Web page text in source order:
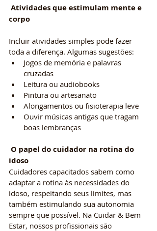
corpo
Incluir atividades simples pode fazer
toda a diferença. Algumas sugestões:
Jogos de memória e palavras
cruzadas
Leitura ou audiobooks
Pintura ou artesanato
Alongamentos ou fisioterapia leve
Ouvir músicas antigas que tragam
boas lembranças
idoso
Cuidadores capacitados sabem como
adaptar a rotina às necessidades do
idoso, respeitando seus limites, mas
também estimulando sua autonomia
sempre que possível. Na Cuidar & Bem
Estar, nossos profissionais são